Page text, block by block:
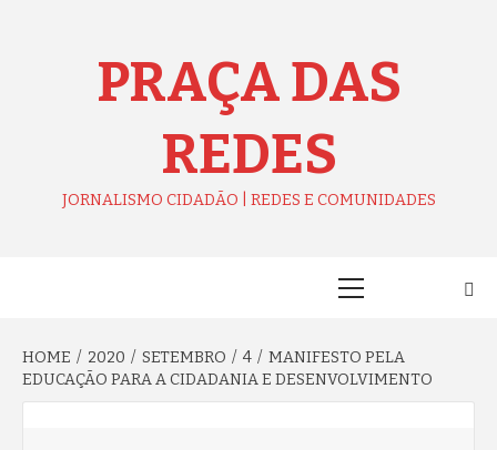
PRAÇA DAS
REDES
JORNALISMO CIDADÃO | REDES E COMUNIDADES
HOME 2020 SETEMBRO 4
MANIFESTO PELA
EDUCAÇÃO PARA A CIDADANIA E DESENVOLVIMENTO